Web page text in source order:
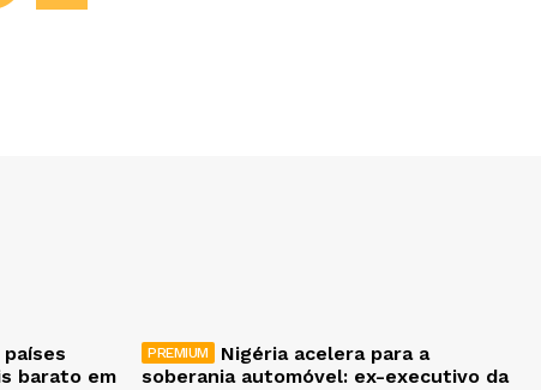
barato em
Nigéria acelera para a
soberania automóvel: ex-executivo da